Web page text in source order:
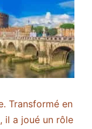
Transformé en
il a joué un rôle